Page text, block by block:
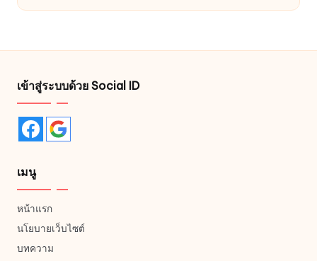
เข้าสู่ระบบด้วย Social ID
เมนู
หน้าแรก
นโยบายเว็บไซต์
บทความ